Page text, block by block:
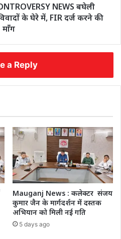
NEWS बघेली
के घेरे में, FIR दर्ज करने की
माँग
a Reply
Mauganj News : कलेक्टर संजय
कुमार जैन के मार्गदर्शन में दस्तक
अभियान को मिली नई गति
5 days ago